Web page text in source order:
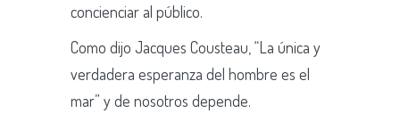
concienciar al público.
Como dijo Jacques Cousteau, “La única y
verdadera esperanza del hombre es el
mar” y de nosotros depende.